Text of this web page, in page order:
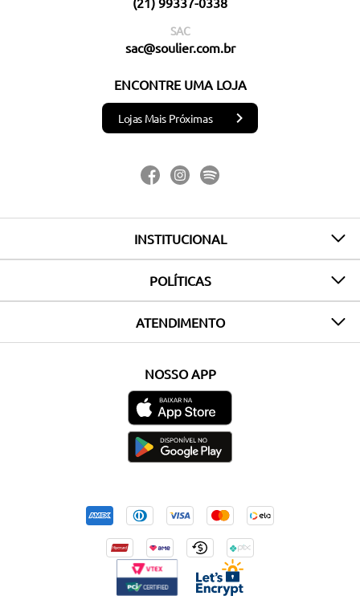
SAC
sac@soulier.com.br
ENCONTRE UMA LOJA
Lojas Mais Próximas
INSTITUCIONAL
POLÍTICAS
ATENDIMENTO
NOSSO APP